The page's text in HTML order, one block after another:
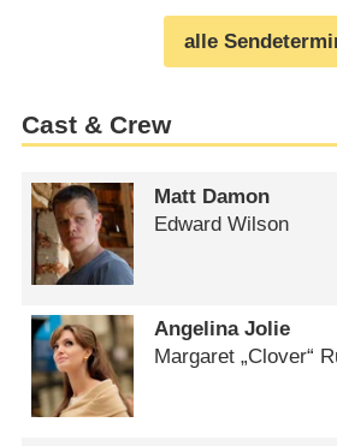
alle
Cast & Crew
Matt Damon
Edward Wilson
Angelina Jolie
Margaret „Clover“